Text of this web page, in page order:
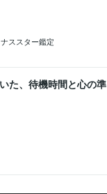
ススター鑑定
た、待機時間と心の準